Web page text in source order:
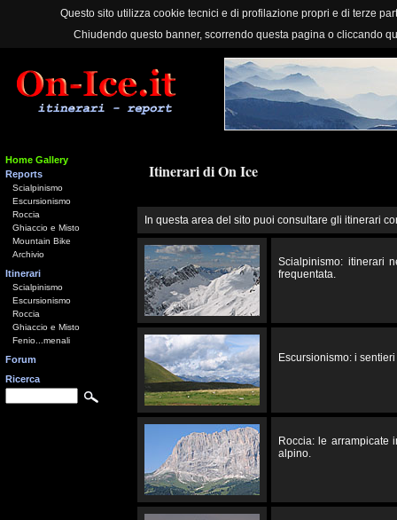
Questo sito utilizza cookie tecnici e di profilazione propri e di terze
Chiudendo questo banner, scorrendo questa pagina o cliccando
Home Gallery
Reports
Scialpinismo
Escursionismo
Roccia
Ghiaccio e Misto
Mountain Bike
Archivio
Itinerari
Scialpinismo
Escursionismo
Roccia
Ghiaccio e Misto
Fenio...menali
Forum
Ricerca
Itinerari di On Ice
In questa area del sito puoi consultare gli itinerari
Scialpinismo: itinerari
frequentata.
Escursionismo: i
Roccia: le arrampicate
alpino.